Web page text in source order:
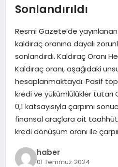
GÜNDEM
MAGAZIN
SAĞLIK
TEKNOLOJI
Sonlandırıldı
Resmi Gazete’de
kaldıraç oranına dayalı
sonlandırdı. Kaldıraç Oranı
Kaldıraç oranı, aşağıdaki
hesaplanmaktaydı: Pasif
kredi ve yükümlülükler tutarı
0,1 katsayısıyla çarpımı
finansal araçlara ait
kredi dönüşüm oranı ile
haber
01 Temmuz 2024